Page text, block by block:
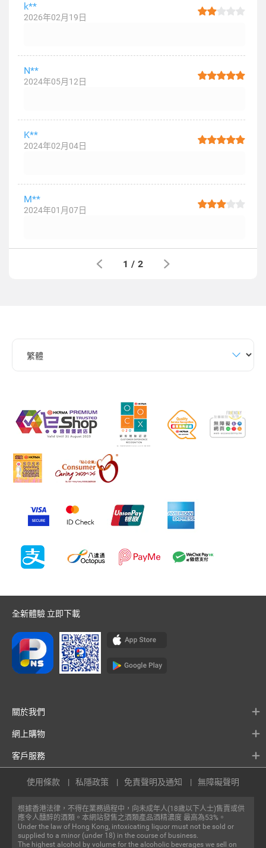
k**
2026年02月19日
N**
2024年05月12日
K**
2024年02月04日
M**
2024年01月07日
1 / 2
全新體驗 立即下載
關於我們
網上購物
客戶服務
根據香港法律，不得在業務過程中，向未成年人(18歲以下人士)售賣或供
應令人醺醉的酒類。本網站發售之酒類產品酒精濃度 最高為53%。
Under the law of Hong Kong, intoxicating liquor must not be sold or
supplied to a minor (under 18) in the course of business.
The highest alcohol by volume for the alcoholic beverages we sell on
使用條款 私隱政策 免責聲明及通知 無障礙聲明